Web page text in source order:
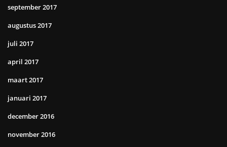
september 2017
augustus 2017
juli 2017
april 2017
maart 2017
januari 2017
december 2016
november 2016